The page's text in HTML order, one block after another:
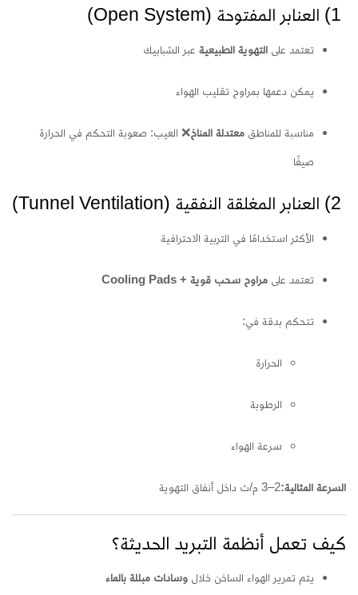
تعتمد على التهوية الطبيعية عبر الشبابيك
يمكن دعمها بمراوح تقليب الهواء
مناسبة للمناطق معتدلة المناخ❌ العيب: صعوبة التحكم في الحرارة
صيفًا
الأكثر استخدامًا في التربية الاحترافية
تعتمد على مراوح سحب قوية + Cooling Pads
تتحكم بدقة في:
الحرارة
الرطوبة
سرعة الهواء
السرعة المثالية:2–3 م/ث داخل أنفاق التهوية
كيف تعمل أنظمة التبريد الحديثة؟
يتم تمرير الهواء الساخن خلال وسادات مبللة بالماء